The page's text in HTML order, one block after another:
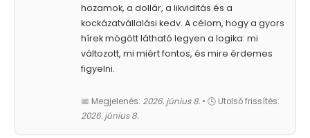
hozamok, a dollár, a likviditás és a
kockázatvállalási kedv. A célom, hogy a gyors
hírek mögött látható legyen a logika: mi
változott, mi miért fontos, és mire érdemes
figyelni.
📅 Megjelenés: 2026. június 8. • 🕓 Utolsó frissítés:
2026. június 8.